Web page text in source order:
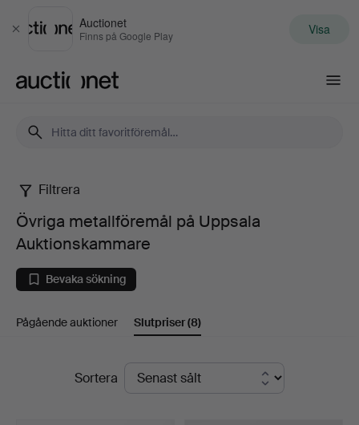
Stäng
Auctionet
Finns på Google Play Visa
Övriga
metallföremål
på
Uppsala
Filtrera
Övriga metallföremål på Uppsala
Auktionskammare
Bevaka sökning
Pågående auktioner Slutpriser(8)
SlutpriserSortera